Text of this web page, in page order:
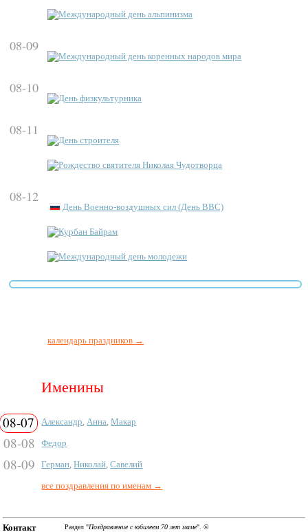
Международный день альпинизма
08-09
Международный день коренных народов мира
08-10
День физкультурника
08-11
День строителя
Рождество святителя Николая Чудотворца
08-12
День Военно-воздушных сил (День ВВС)
Курбан Байрам
Международный день молодежи
календарь праздников →
Именины
08-07 Александр,Анна,Макар
08-08 Федор
08-09 Герман,Николай,Савелий
все поздравления по именам →
Контакт Раздел "Поздравление с юбилеем 70 лет маме". ©